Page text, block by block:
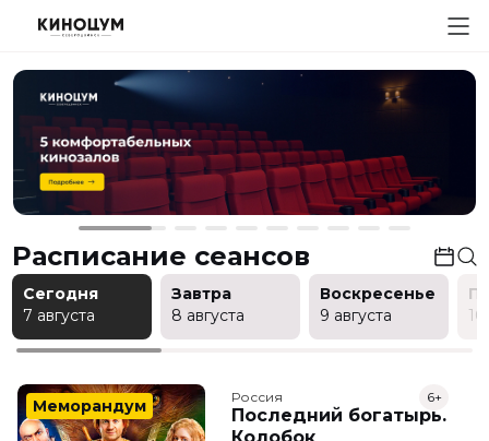
Расписание сеансов
Сегодня
7 августа
Завтра
8 августа
Воскресенье
9 августа
Меморандум Россия
Последний богатырь.
Колобок
6+